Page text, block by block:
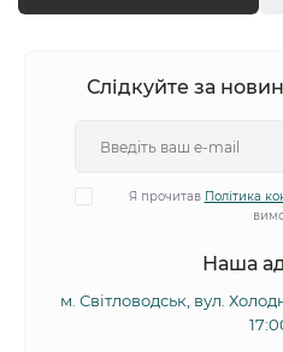
Слідкуйте за
Я прочитав Політика
Наша
м. Світловодськ, вул.